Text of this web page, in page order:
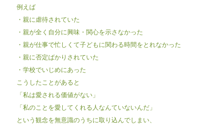
例えば
・親に虐待されていた
・親が全く自分に興味・関心を示さなかった
・親が仕事で忙しくて子どもに関わる時間をとれなかった
・親に否定ばかりされていた
・学校でいじめにあった
こうしたことがあると
「私は愛される価値がない」
「私のことを愛してくれる人なんていないんだ」
という観念を無意識のうちに取り込んでしまい、